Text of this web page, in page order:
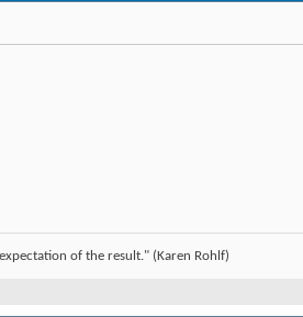
of the result." (Karen Rohlf)